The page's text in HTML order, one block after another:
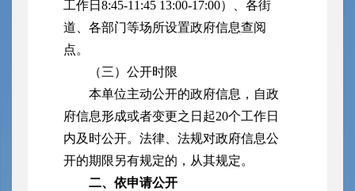
工作日8:45-11:45 13:00-17:00）、各街
道、各部门等场所设置政府信息查阅
点。
（三）公开时限
本单位主动公开的政府信息，自政
府信息形成或者变更之日起20个工作日
内及时公开。法律、法规对政府信息公
开的期限另有规定的，从其规定。
二、依申请公开